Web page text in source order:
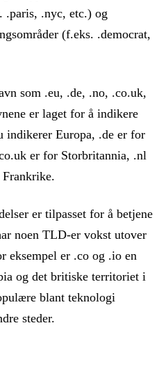
.paris, .nyc, etc.) og
(f.eks. .democrat,
som .eu, .de, .no, .co.uk,
er laget for å indikere
indikerer Europa, .de er for
er for Storbritannia, .nl
er tilpasset for å betjene
noen TLD-er vokst utover
eksempel er .co og .io en
og det britiske territoriet i
blant teknologi
steder.